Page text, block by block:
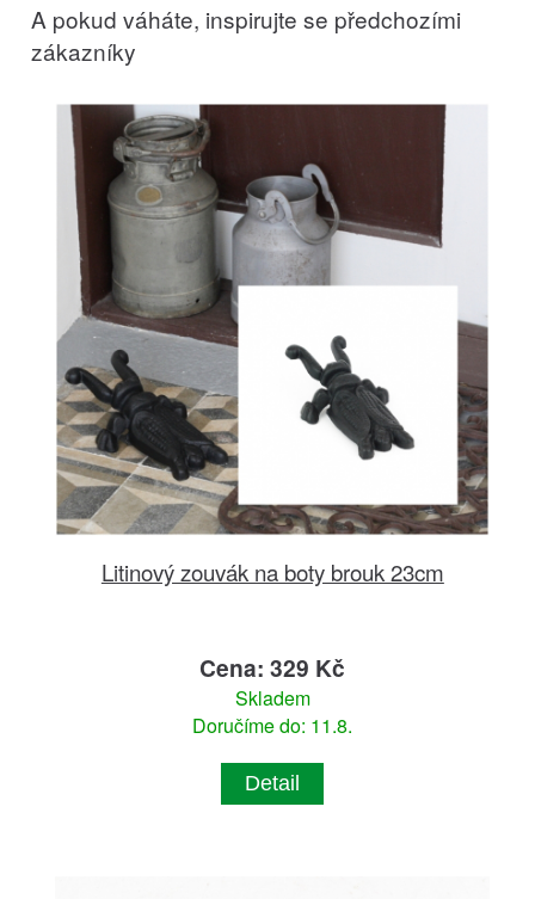
A pokud váháte, inspirujte se předchozími
zákazníky
Litinový zouvák na boty brouk 23cm
Cena: 329 Kč
Skladem
Doručíme do: 11.8.
Detail